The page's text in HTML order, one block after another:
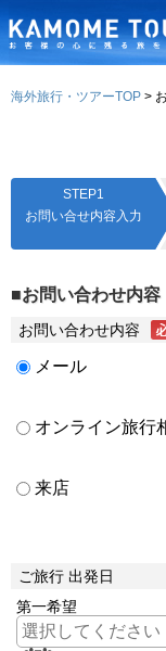
海外旅行・ツアーTOP
STEP1
お問い合せ内容入力
■お問い合わせ内容
お問い合わせ内容
メール
オンライン旅行
来店
ご旅行 出発日
第一希望